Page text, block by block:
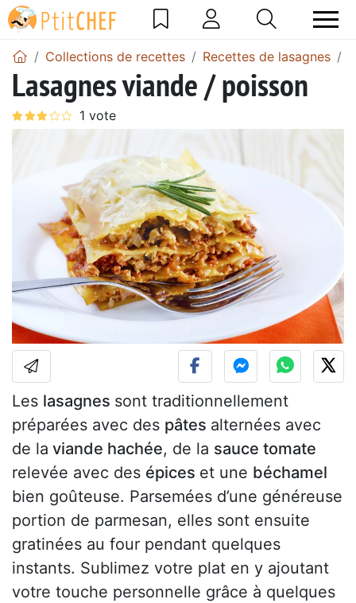
Collections de recettes Recettes de lasagnes
Lasagnes viande / poisson
Les lasagnes sont traditionnellement
préparées avec des pâtes alternées avec
de la viande hachée, de la sauce tomate
relevée avec des épices et une béchamel
bien goûteuse. Parsemées d’une généreuse
portion de parmesan, elles sont ensuite
gratinées au four pendant quelques
instants. Sublimez votre plat en y ajoutant
votre touche personnelle grâce à quelques